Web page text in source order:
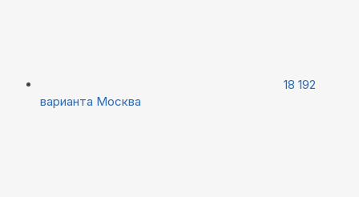
18 192
варианта Москва